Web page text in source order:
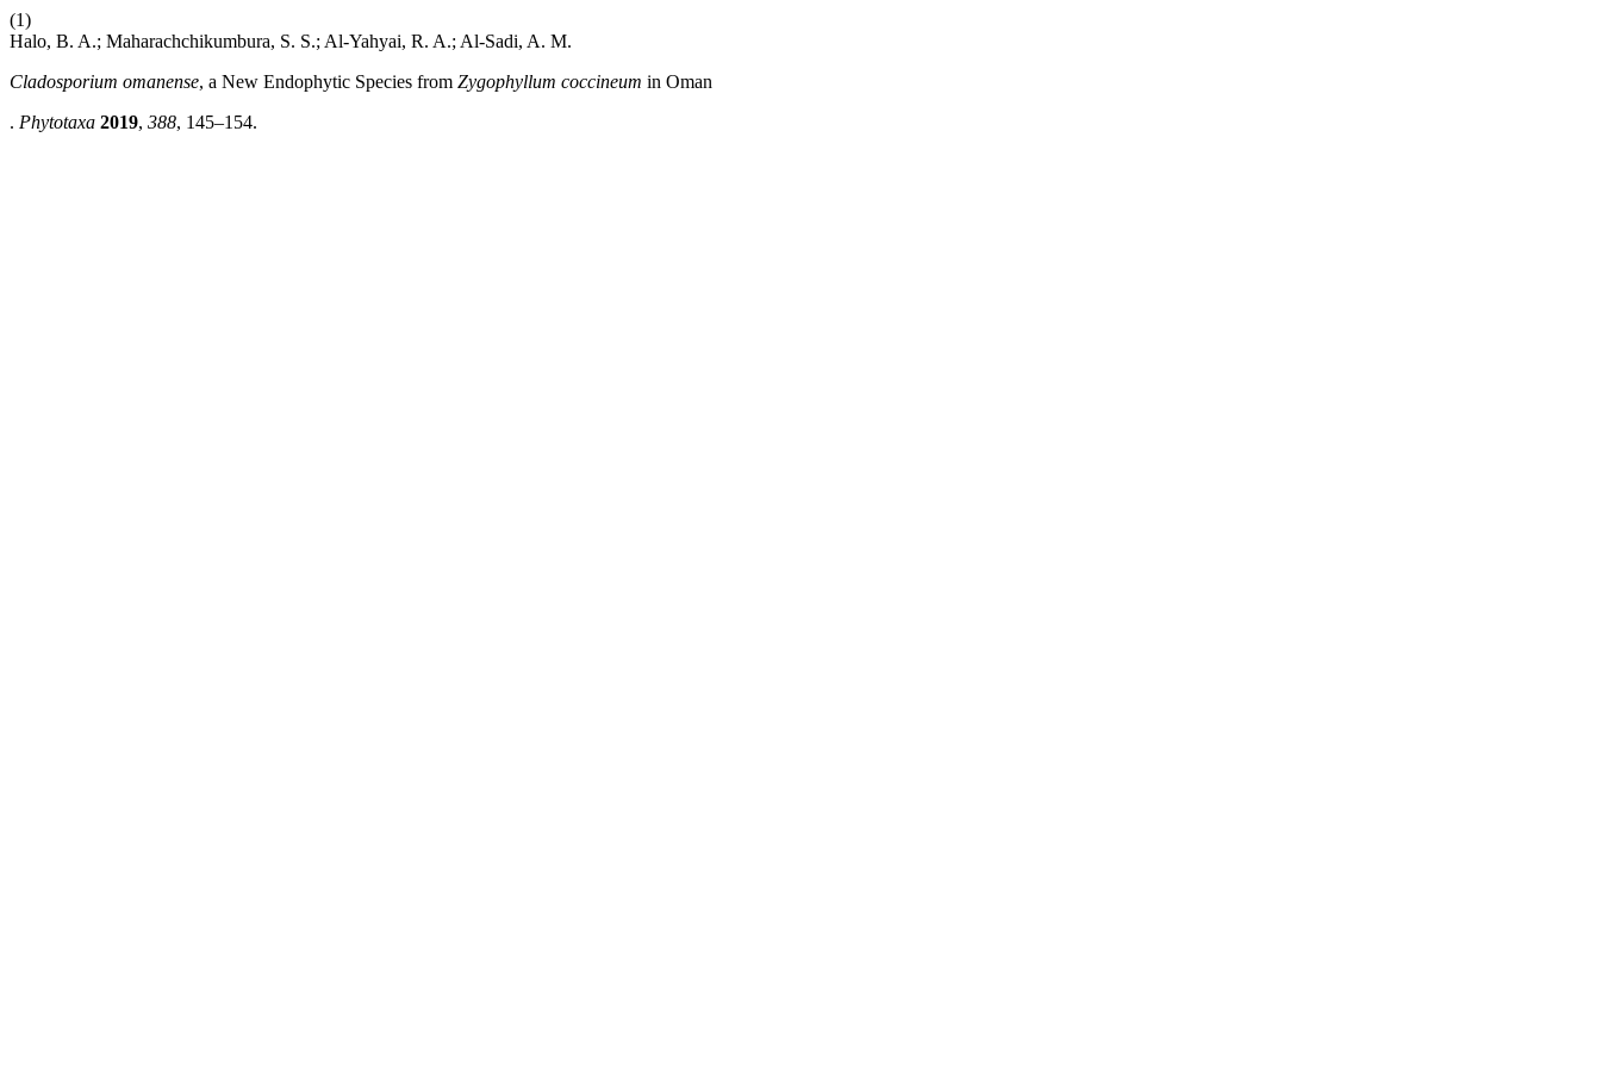
(1)
Halo, B. A.; Maharachchikumbura, S. S.; Al-Yahyai, R. A.; Al-Sadi, A. M.
Cladosporium omanense, a New Endophytic Species from Zygophyllum coccineum in Oman
. Phytotaxa 2019, 388, 145–154.